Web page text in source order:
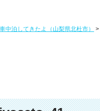
中泊してきたよ（山梨県北杜市） >